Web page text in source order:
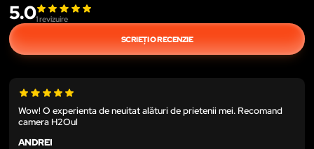
5.01revizuire
SCRIEȚI O RECENZIE
Wow! O experienta de neuitat alături de prietenii mei. Recomand
camera H2Oul
ANDREI